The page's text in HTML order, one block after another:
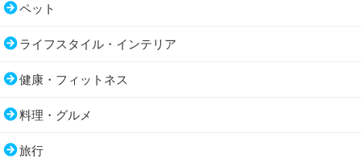
ペット
ライフスタイル・インテリア
健康・フィットネス
料理・グルメ
旅行